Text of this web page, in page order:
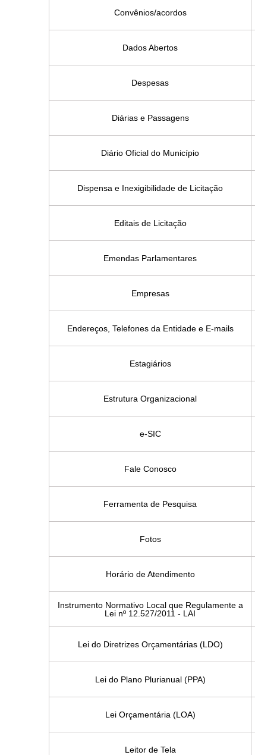
Convênios/acordos
Dados Abertos
Despesas
Diárias e Passagens
Diário Oficial do Município
Dispensa e Inexigibilidade de Licitação
Editais de Licitação
Emendas Parlamentares
Empresas
Endereços, Telefones da Entidade e E-mails
Estagiários
Estrutura Organizacional
e­-SIC
Fale Conosco
Ferramenta de Pesquisa
Fotos
Horário de Atendimento
Instrumento Normativo Local que Regulamente a
Lei nº 12.527/2011 - LAI
Lei do Diretrizes Orçamentárias (LDO)
Lei do Plano Plurianual (PPA)
Lei Orçamentária (LOA)
Leitor de Tela